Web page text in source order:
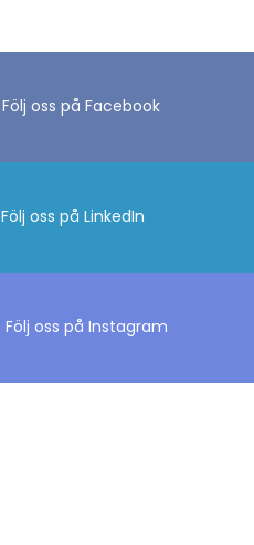
Följ oss på Facebook
Följ oss på LinkedIn
Följ oss på Instagram